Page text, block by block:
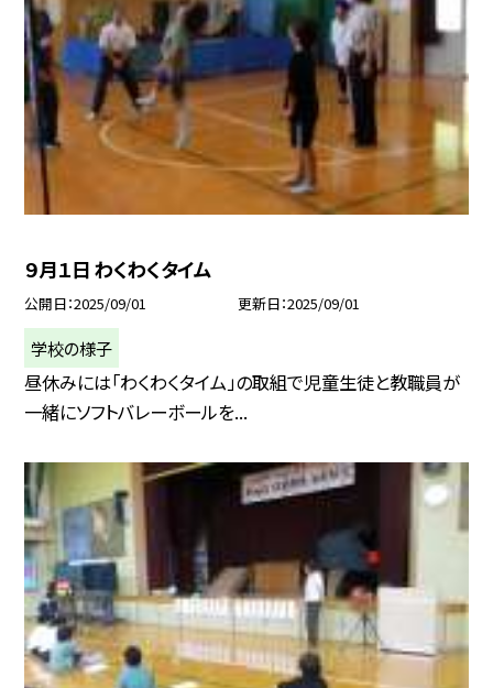
９月１日 わくわくタイム
公開日 2025/09/01 更新日 2025/09/01
学校の様子
昼休みには「わくわくタイム」の取組で児童生徒と教職員が
一緒にソフトバレーボールを...